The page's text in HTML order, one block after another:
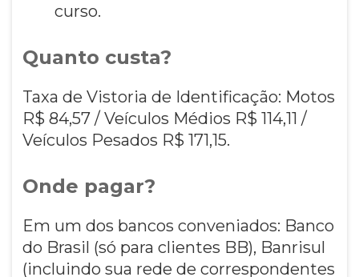
curso.
Quanto custa?
Taxa de Vistoria de Identificação: Motos
R$ 84,57 / Veículos Médios R$ 114,11 /
Veículos Pesados R$ 171,15.
Onde pagar?
Em um dos bancos conveniados: Banco
do Brasil (só para clientes BB), Banrisul
(incluindo sua rede de correspondentes